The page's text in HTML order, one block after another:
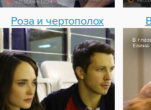
Роза и чертополох